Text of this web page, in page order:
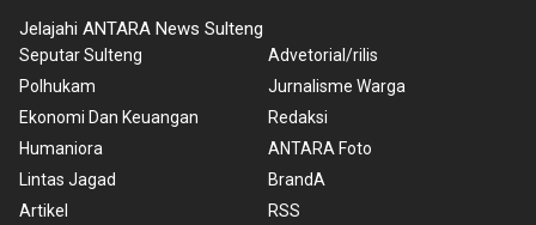
Jelajahi ANTARA News Sulteng
Seputar Sulteng
Polhukam
Ekonomi Dan Keuangan
Humaniora
Lintas Jagad
Artikel
Advetorial/rilis
Jurnalisme Warga
Redaksi
ANTARA Foto
BrandA
RSS